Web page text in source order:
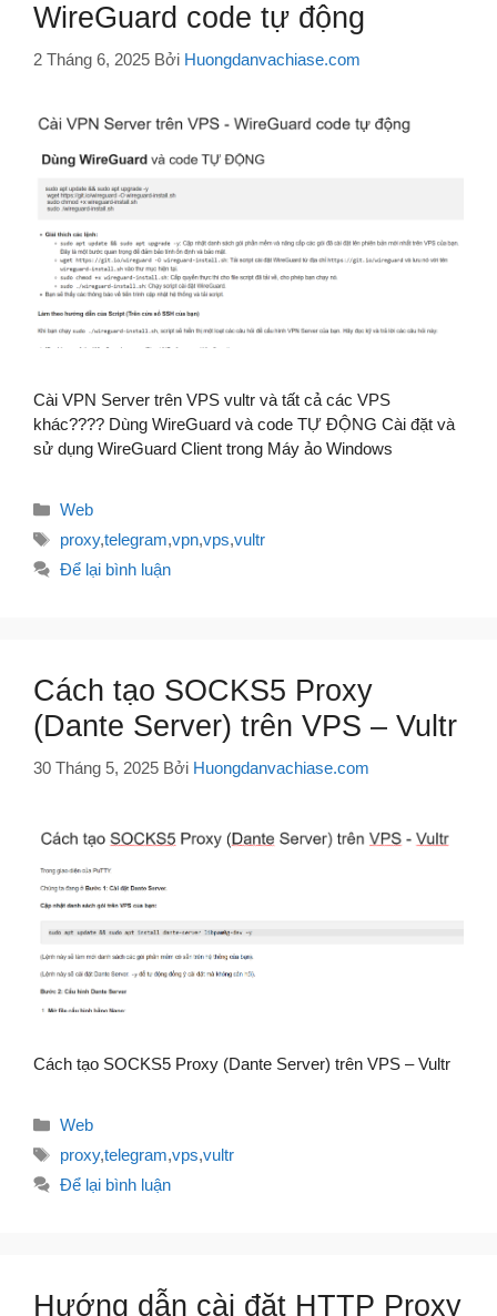
WireGuard code tự động
2 Tháng 6, 2025 Bởi Huongdanvachiase.com
Cài VPN Server trên VPS vultr và tất cả các VPS
khác???? Dùng WireGuard và code TỰ ĐỘNG Cài đặt và
sử dụng WireGuard Client trong Máy ảo Windows
Danh
Web
Thẻ
proxy,telegram,vpn,vps,vultr
Để lại bình luận
Cách tạo SOCKS5 Proxy
(Dante Server) trên VPS – Vultr
30 Tháng 5, 2025 Bởi Huongdanvachiase.com
Cách tạo SOCKS5 Proxy (Dante Server) trên VPS – Vultr
Danh
Web
Thẻ
proxy,telegram,vps,vultr
Để lại bình luận
Hướng dẫn cài đặt HTTP Proxy